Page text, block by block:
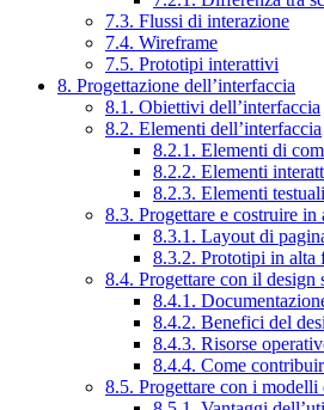
7.3. Flussi di interazione
7.4. Wireframe
7.5. Prototipi interattivi
8. Progettazione dell’interfaccia
8.1. Obiettivi dell’interfaccia
8.2. Elementi dell’interfaccia
8.2.1. Elementi di
8.2.2. Elementi
8.2.3. Elementi
8.3. Progettare e costruire in
8.3.1. Layout di
8.3.2. Prototipi in alta
8.4. Progettare con il design
8.4.1.
8.4.2. Benefici del
8.4.3. Risorse
8.4.4. Come
8.5. Progettare con i modelli